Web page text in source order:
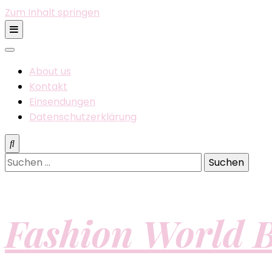
Zum Inhalt springen
About us
Kontakt
Einsendungen
Datenschutzerklärung
Suchen
nach:
Fashion World